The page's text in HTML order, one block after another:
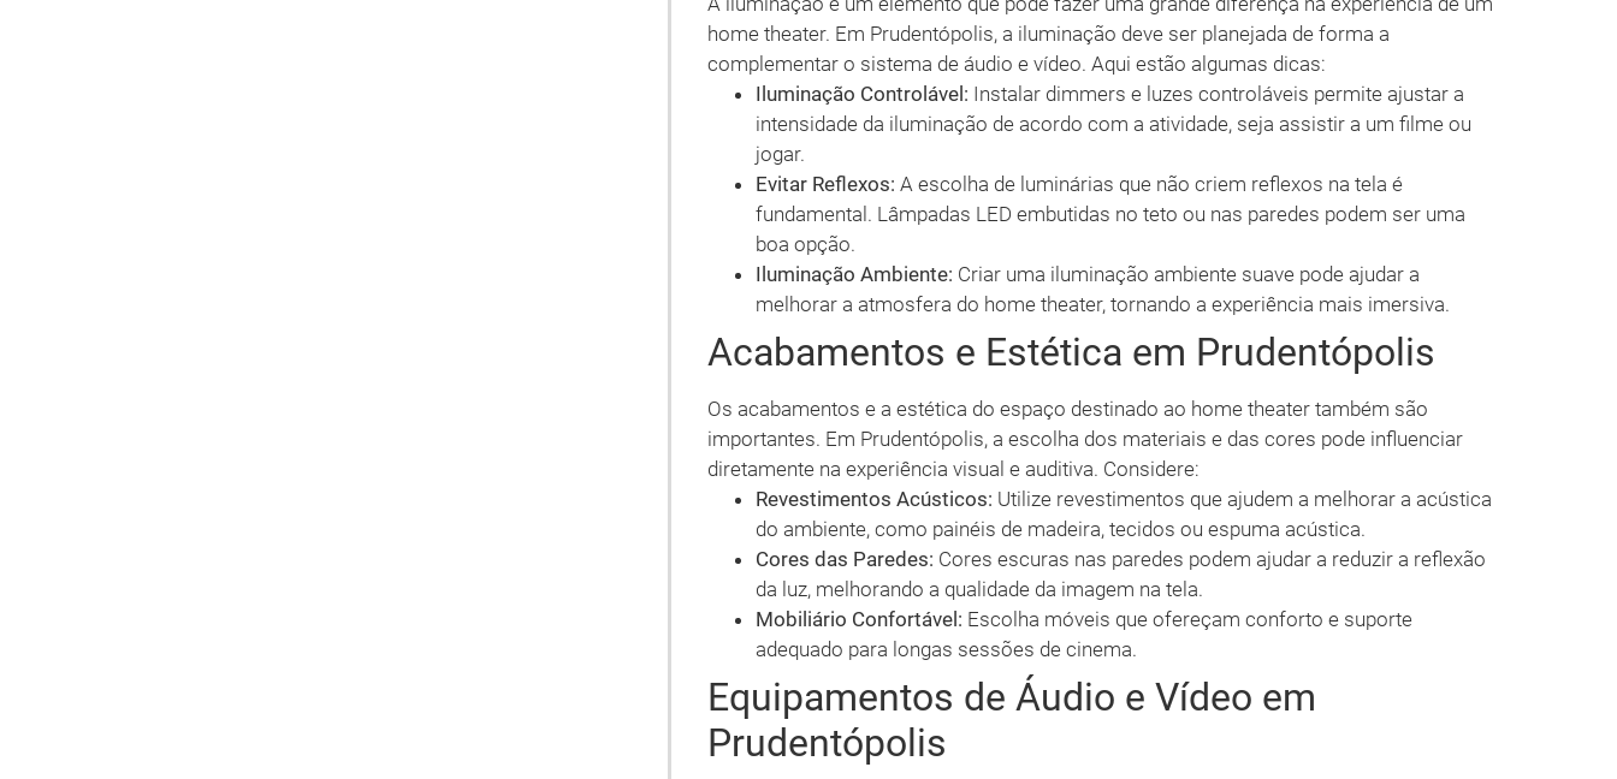
home theater. Em Prudentópolis, a iluminação deve ser planejada de forma a
complementar o sistema de áudio e vídeo. Aqui estão algumas dicas:
Iluminação Controlável: Instalar dimmers e luzes controláveis permite ajustar a
intensidade da iluminação de acordo com a atividade, seja assistir a um filme ou
jogar.
Evitar Reflexos: A escolha de luminárias que não criem reflexos na tela é
fundamental. Lâmpadas LED embutidas no teto ou nas paredes podem ser uma
boa opção.
Iluminação Ambiente: Criar uma iluminação ambiente suave pode ajudar a
melhorar a atmosfera do home theater, tornando a experiência mais imersiva.
Acabamentos e Estética em Prudentópolis
Os acabamentos e a estética do espaço destinado ao home theater também são
importantes. Em Prudentópolis, a escolha dos materiais e das cores pode influenciar
diretamente na experiência visual e auditiva. Considere:
Revestimentos Acústicos: Utilize revestimentos que ajudem a melhorar a acústica
do ambiente, como painéis de madeira, tecidos ou espuma acústica.
Cores das Paredes: Cores escuras nas paredes podem ajudar a reduzir a reflexão
da luz, melhorando a qualidade da imagem na tela.
Mobiliário Confortável: Escolha móveis que ofereçam conforto e suporte
adequado para longas sessões de cinema.
Equipamentos de Áudio e Vídeo em
Prudentópolis